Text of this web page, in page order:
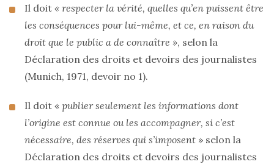
Il doit « respecter la vérité, quelles qu’en puissent être
les conséquences pour lui-même, et ce, en raison du
droit que le public a de connaître », selon la
Déclaration des droits et devoirs des journalistes
(Munich, 1971, devoir no 1).
Il doit « publier seulement les informations dont
l’origine est connue ou les accompagner, si c’est
nécessaire, des réserves qui s’imposent » selon la
Déclaration des droits et devoirs des journalistes